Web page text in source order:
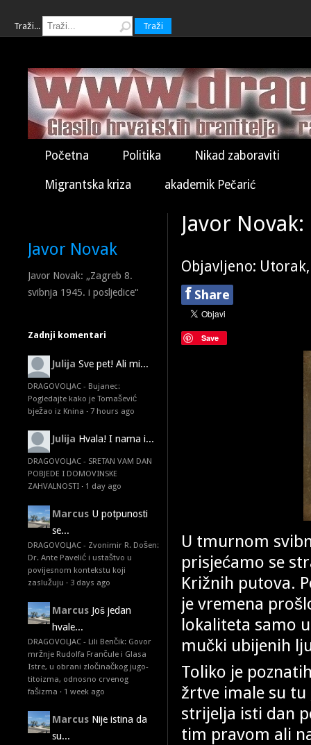
Traži... Traži
Početna Politika Nikad zaboraviti
Migrantska kriza akademik Pečarić
Javor Novak
Javor Novak: „Zagreb 8.
svibnja 1945. i posljedice“
Zadnji komentari
Julija Sve pet! Ali mi...
DRAGOVOLJAC - Bujanec:
Pogledajte kako je Tomašević
bježao iz Knina · 7 hours ago
Julija Hvala! I nama i...
DRAGOVOLJAC - SRETAN VAM DAN
POBJEDE I DOMOVINSKE
ZAHVALNOSTI · 1 day ago
Marcus U potpunosti
se...
DRAGOVOLJAC - Zvonimir R. Došen:
Dr. Ante Pavelić i ustaštvo u
povijesnom kontekstu koji
zaslužuju · 3 days ago
Marcus Još jedan
hvale...
DRAGOVOLJAC - Lili Benčik: Govor
mržnje Rudolfa Frančule i Glasa
Istre, u obrani zločinačkog jugo-
titoizma, odnosno crvenog
fašizma · 1 week ago
Marcus Nije istina da
su...
Javor
Objavljeno:
f Share
Save
U tmurnom
prisjećamo se
Križnih putova.
je vremena
lokaliteta samo
mučki ubijenih
Toliko je
žrtve imale su tu
strijelja isti dan
tim pravom ali